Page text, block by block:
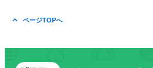
ページTOPへ